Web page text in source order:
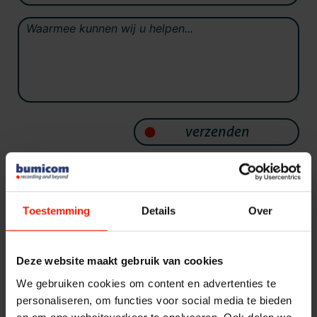
Toestemming Details Over
Deze website maakt gebruik van cookies
We gebruiken cookies om content en advertenties te
personaliseren, om functies voor social media te bieden
Quality Monitoring
Interaction Analytics
Spraakanalyse
Cloud Recorder
Branches
Customer Contact
Producten
FlexREC
Nexidia
Projecten
Nieuws
Service
Helpdesk
24/7 Support
Bericht*
verzenden
Contactinformatie
Bumicom Telecommunicatie BV
2497 GR Den Haag
@ info@bumicom.nl